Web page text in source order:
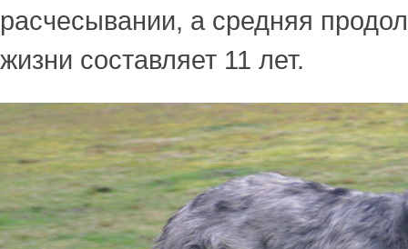
расчесывании, а средняя
жизни составляет 11 лет.